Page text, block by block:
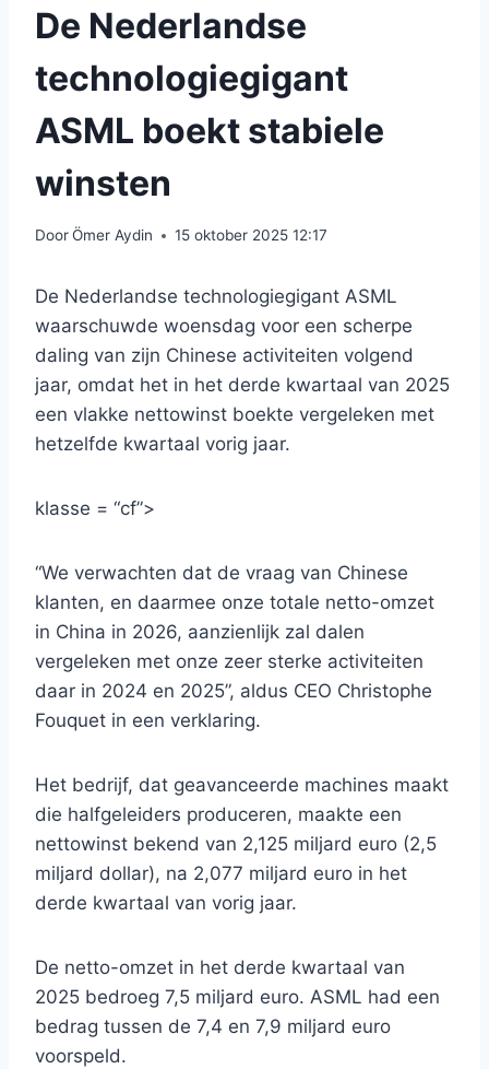
De Nederlandse
technologiegigant
ASML boekt stabiele
winsten
DoorÖmer Aydin 15 oktober 2025 12:17
De Nederlandse technologiegigant ASML
waarschuwde woensdag voor een scherpe
daling van zijn Chinese activiteiten volgend
jaar, omdat het in het derde kwartaal van 2025
een vlakke nettowinst boekte vergeleken met
hetzelfde kwartaal vorig jaar.
klasse = “cf”>
“We verwachten dat de vraag van Chinese
klanten, en daarmee onze totale netto-omzet
in China in 2026, aanzienlijk zal dalen
vergeleken met onze zeer sterke activiteiten
daar in 2024 en 2025”, aldus CEO Christophe
Fouquet in een verklaring.
Het bedrijf, dat geavanceerde machines maakt
die halfgeleiders produceren, maakte een
nettowinst bekend van 2,125 miljard euro (2,5
miljard dollar), na 2,077 miljard euro in het
derde kwartaal van vorig jaar.
De netto-omzet in het derde kwartaal van
2025 bedroeg 7,5 miljard euro. ASML had een
bedrag tussen de 7,4 en 7,9 miljard euro
voorspeld.